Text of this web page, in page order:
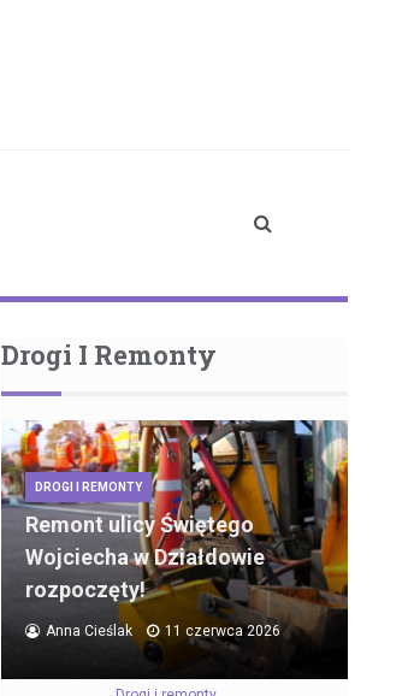
Drogi I Remonty
DROGI I REMONTY
Remont ulicy Świętego
Wojciecha w Działdowie
rozpoczęty!
Anna Cieślak 11 czerwca 2026